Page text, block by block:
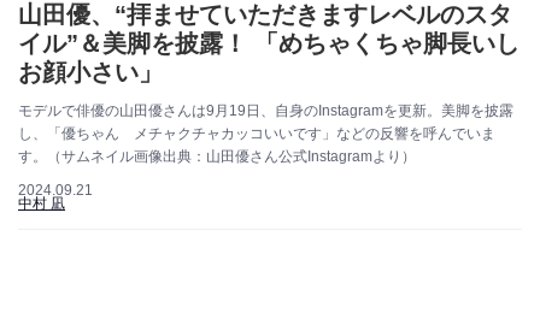
山田優、“拝ませていただきますレベルのスタ
イル”＆美脚を披露！ 「めちゃくちゃ脚長いし
お顔小さい」
モデルで俳優の山田優さんは9月19日、自身のInstagramを更新。美脚を披露
し、「優ちゃん メチャクチャカッコいいです」などの反響を呼んでいま
す。（サムネイル画像出典：山田優さん公式Instagramより）
2024.09.21
中村 凪